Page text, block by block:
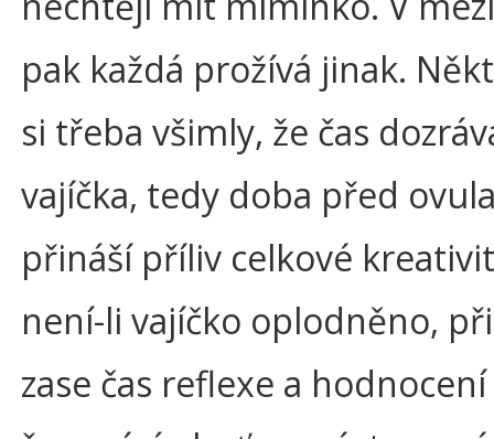
pak každá prožívá jinak.
si třeba všimly, že čas
vajíčka, tedy doba před
přináší příliv celkové
není-li vajíčko oplodněno,
zase čas reflexe a